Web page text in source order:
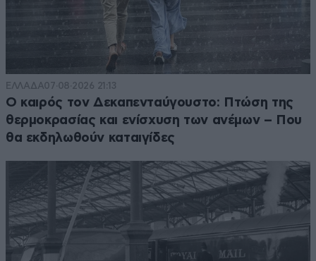
ΕΛΛΑΔΑ07·08·2026 21:13
Ο καιρός τον Δεκαπενταύγουστο: Πτώση της
θερμοκρασίας και ενίσχυση των ανέμων – Που
θα εκδηλωθούν καταιγίδες